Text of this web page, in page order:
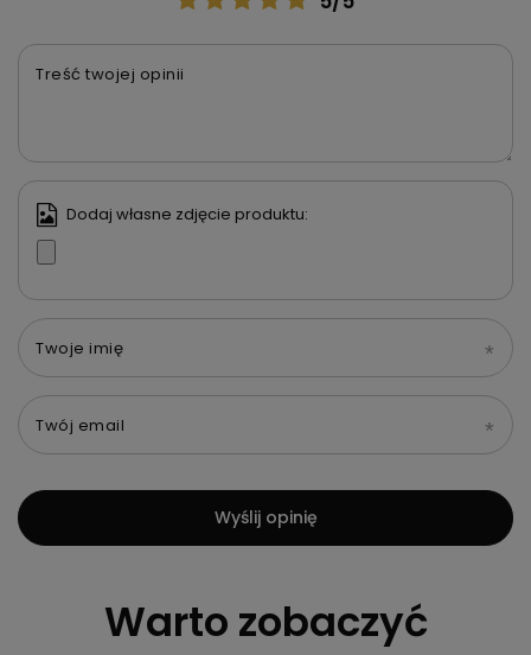
Treść twojej opinii
Dodaj własne zdjęcie produktu:
Twoje imię
Twój email
Wyślij opinię
Warto zobaczyć